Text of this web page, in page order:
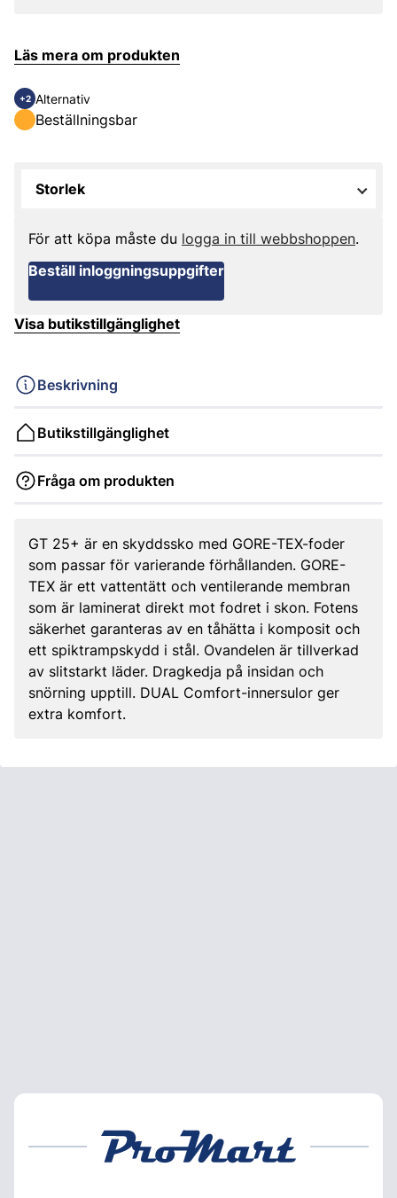
Läs mera om produkten
+2 Alternativ
Beställningsbar
Storlek
För att köpa måste du logga in till webbshoppen.
Beställ inloggningsuppgifter
Visa butikstillgänglighet
Beskrivning
Butikstillgänglighet
Fråga om produkten
GT 25+ är en skyddssko med GORE-TEX-foder
som passar för varierande förhållanden. GORE-
TEX är ett vattentätt och ventilerande membran
som är laminerat direkt mot fodret i skon. Fotens
säkerhet garanteras av en tåhätta i komposit och
ett spiktrampskydd i stål. Ovandelen är tillverkad
av slitstarkt läder. Dragkedja på insidan och
snörning upptill. DUAL Comfort-innersulor ger
extra komfort.